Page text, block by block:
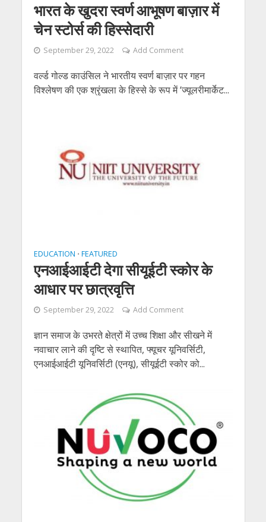
भारत के खुदरा स्‍वर्ण आभूषण बाज़ार में
चेन स्टोर्स की हिस्‍सेदारी
September 29, 2022 Add Comment
वर्ल्‍ड गोल्‍ड काउंसिल ने भारतीय स्‍वर्ण बाज़ार पर गहन
विश्लेषण की एक श्रृंखला के हिस्से के रूप में ‘ज्‍यूलरीमार्केट...
EDUCATION • FEATURED
एनआईआईटी देगा सीयूईटी स्कोर के
आधार पर छात्रवृत्ति
September 29, 2022 Add Comment
ज्ञान समाज के उभरते क्षेत्रों में उच्च शिक्षा और सीखने में
नवाचार लाने की दृष्टि से स्थापित, फ्यूचर यूनिवर्सिटी,
एनआईआईटी यूनिवर्सिटी (एनयू), सीयूईटी स्कोर को...